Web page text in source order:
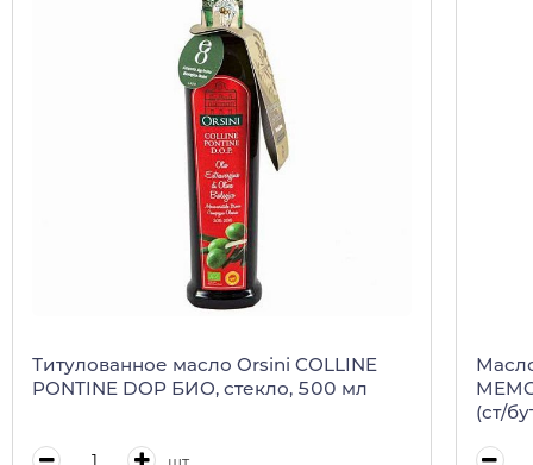
Титулованное масло Orsini COLLINE
PONTINE DOP БИО, стекло, 500 мл
(ст/